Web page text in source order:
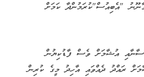
"އެބިއުސް"ކުރަމުންދާ ކަމަށް
އުޝާމަށް ވެސް ފާޑުކިޔުން
ރައްދު ދެއްވައި އާހިދު މީގެ ކުރިން